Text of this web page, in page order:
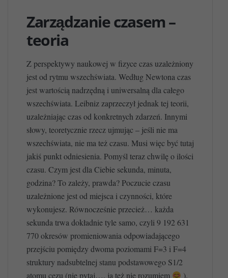
Zarządzanie czasem –
teoria
Z perspektywy naukowej w fizyce czas uzależniony
jest od rytmu wszechświata. Według Newtona czas
jest wartością nadrzędną i uniwersalną dla całego
wszechświata. Leibniz zaprzeczył jednak tej teorii,
uzależniając czas od konkretnych zdarzeń. Innymi
słowy, teoretycznie rzecz ujmując – jeśli nie ma
wszechświata, nie ma też czasu. Musi więc być tutaj
jakiś punkt odniesienia. Pomyśl teraz chwilę o ilości
czasu. Czym jest dla Ciebie sekunda, minuta,
godzina? To zależy, prawda? Poczucie czasu
uzależnione jest od miejsca i czynności, które
wykonujesz. Równocześnie przecież… każda
sekunda trwa dokładnie tyle samo, czyli 9 192 631
770 okresów promieniowania odpowiadającego
przejściu pomiędzy dwoma poziomami F=3 i F=4
struktury nadsubtelnej stanu podstawowego S1/2
atomu cezu (nie pytaj…, ja też nie rozumiem
).